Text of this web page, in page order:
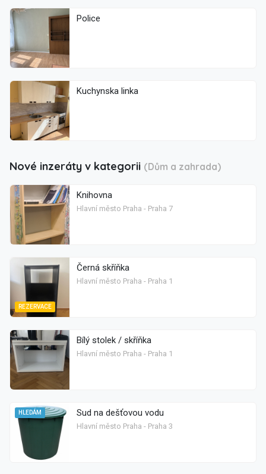
Police
Kuchynska linka
Nové inzeráty v kategorii (Dům a zahrada)
Knihovna
Hlavní město Praha - Praha 7
REZERVACE
Černá skříňka
Hlavní město Praha - Praha 1
Bílý stolek / skříňka
Hlavní město Praha - Praha 1
HLEDÁM Sud na dešťovou vodu
Hlavní město Praha - Praha 3